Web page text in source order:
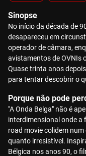
Sinopse
No início da década de
desapareceu em
operador de câmara,
avistamentos de OVNIs
Quase trinta anos
para tentar descobrir o
Porque não pode
"A Onda Belga" não é
interdimensional onde a
road movie colidem
quanto irresistível.
Bélgica nos anos 90, o